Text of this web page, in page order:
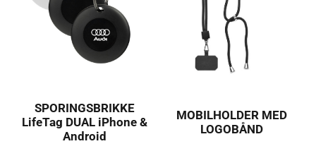
SPORINGSBRIKKE
LifeTag DUAL iPhone &
Android
MOBILHOLDER MED
LOGOBÅND